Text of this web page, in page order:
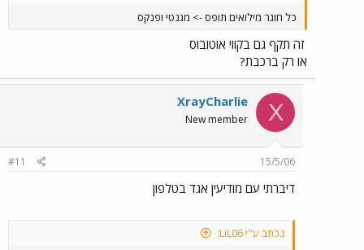
כל חוגר מילואים תופס -> מגנטי ופנקס
זה תקף גם בקווי אוטובוס
או רק ברכבת?
X
XrayCharlie
New member
15/5/06
#11
דיברתי עם מודיעין אגד בטלפון
נכתב ע"י LiL06: